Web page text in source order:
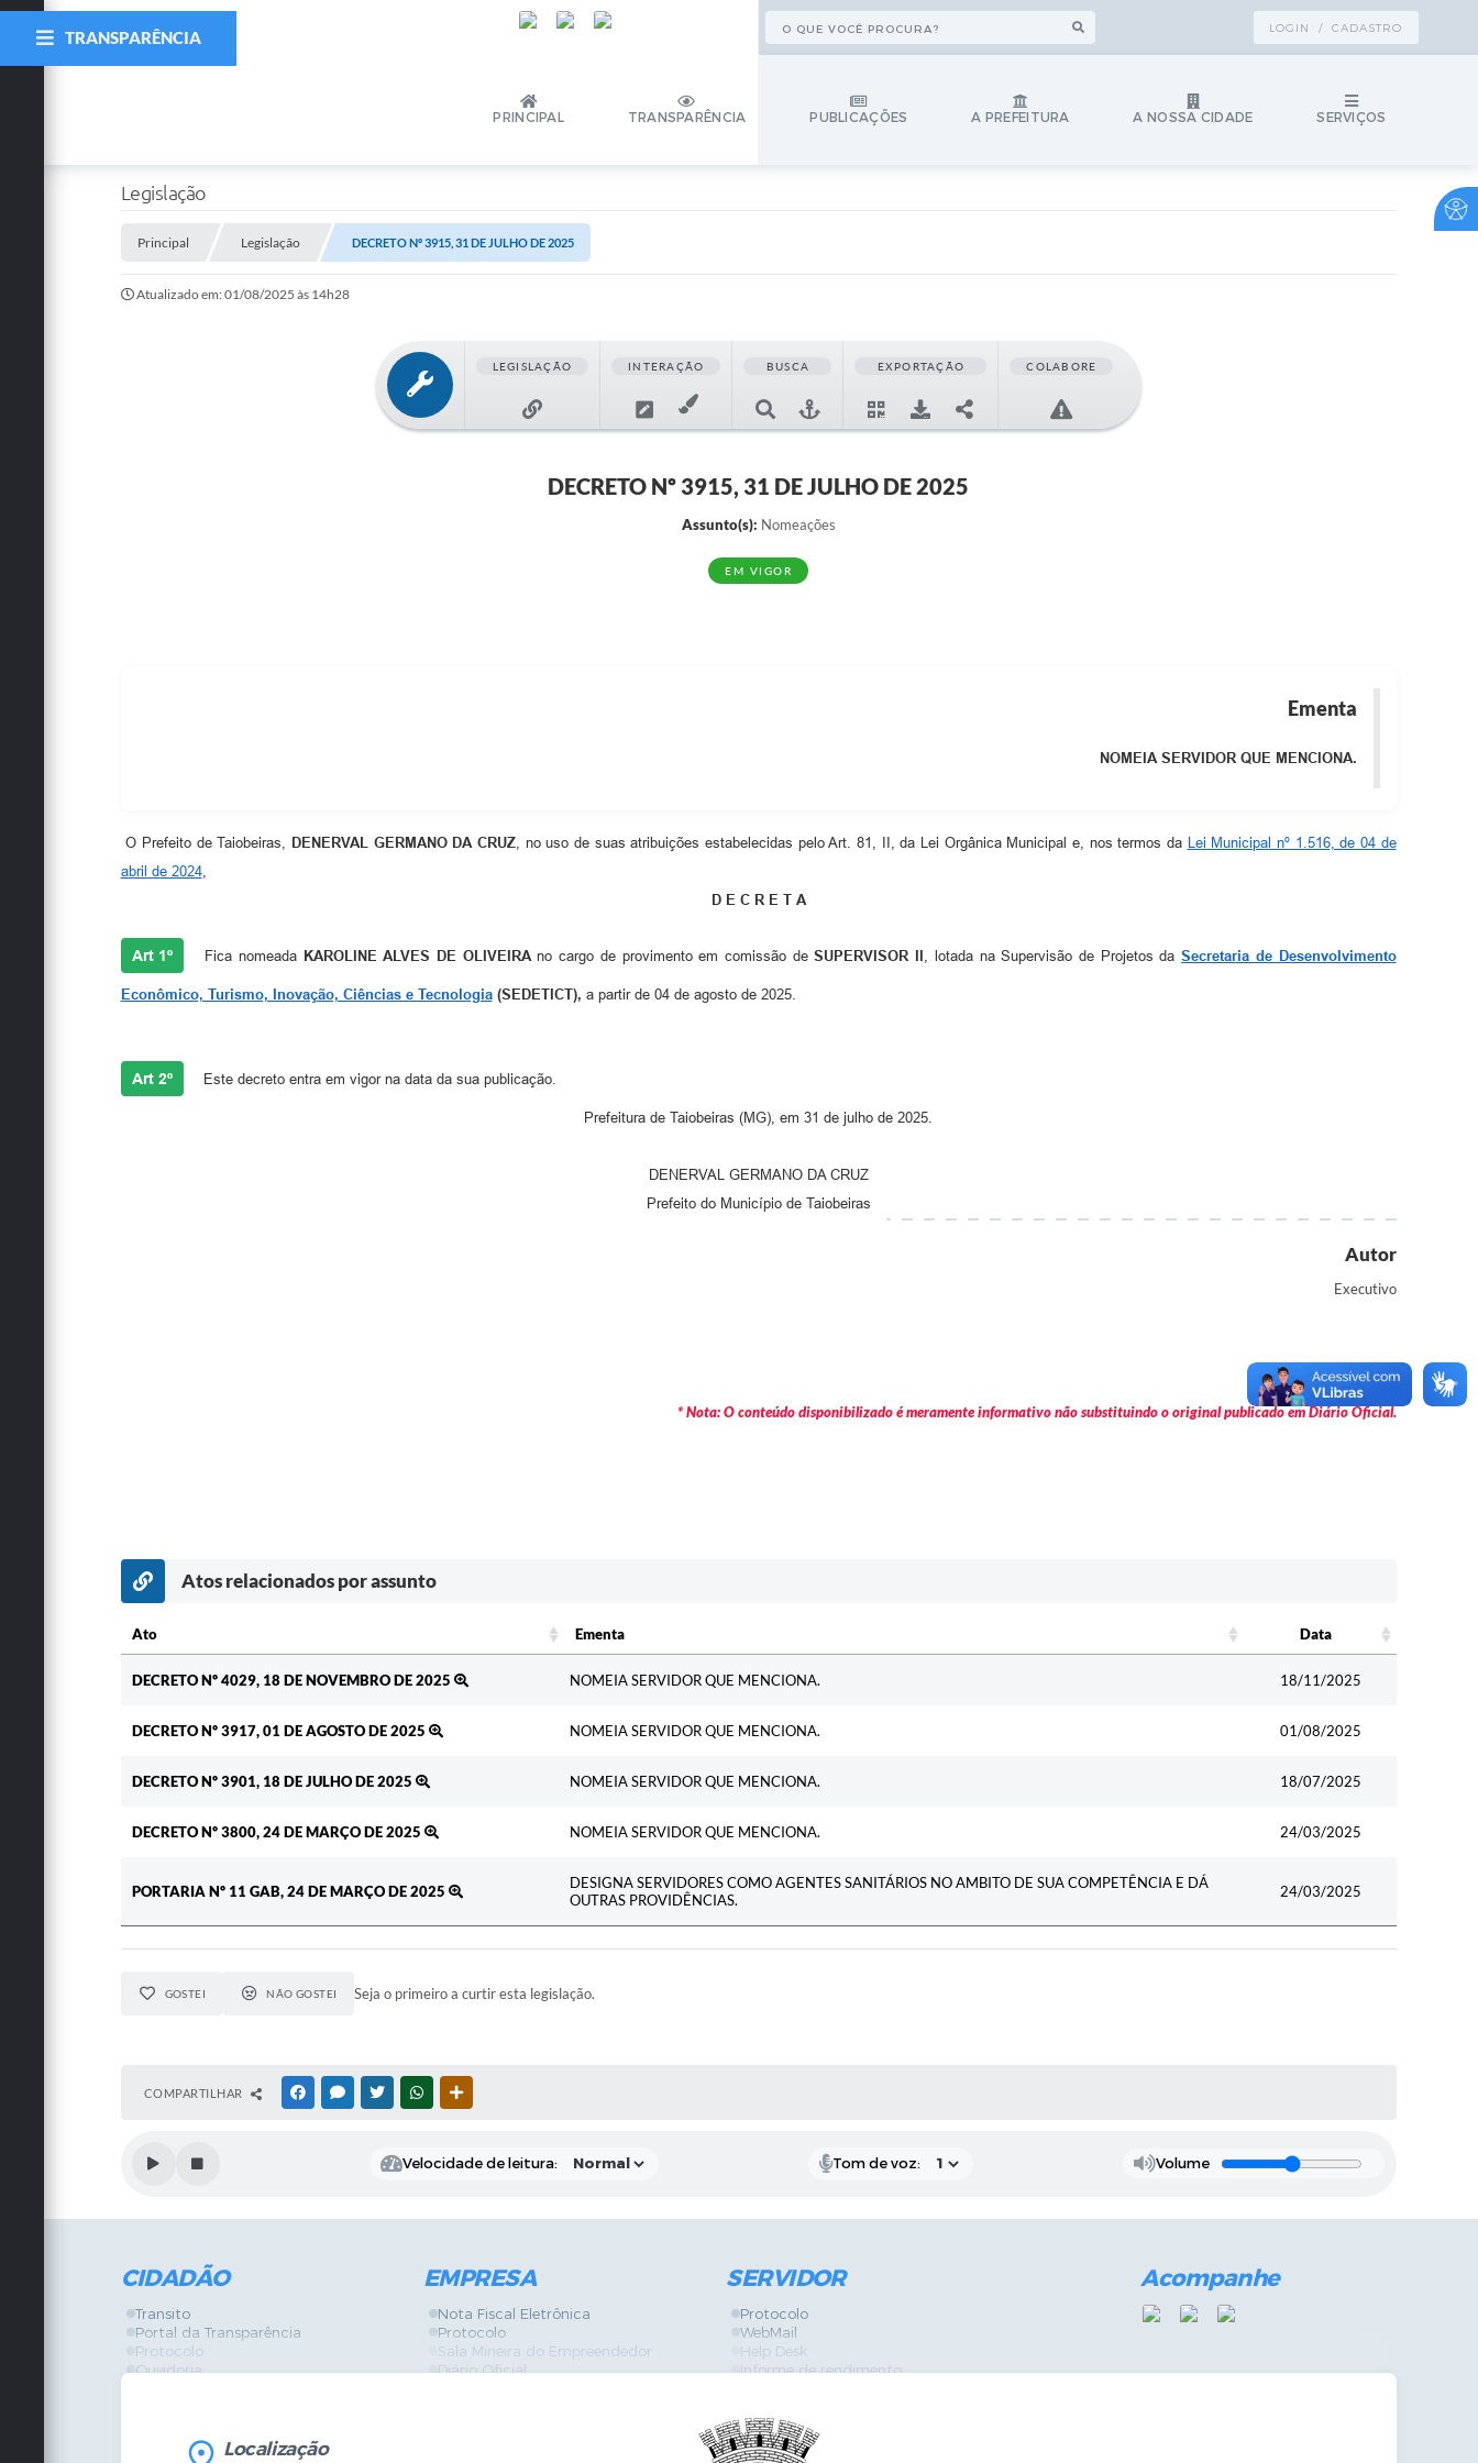
LOGIN / CADASTRO
PRINCIPAL TRANSPARÊNCIA PUBLICAÇÕES A PREFEITURA A NOSSA CIDADE SERVIÇOS
TRANSPARÊNCIA
Legislação
Principal Legislação DECRETO Nº 3915, 31 DE JULHO DE 2025
Atualizado em: 01/08/2025 às 14h28
LEGISLAÇÃO INTERAÇÃO BUSCA EXPORTAÇÃO COLABORE
DECRETO Nº 3915, 31 DE JULHO DE 2025
Assunto(s): Nomeações
EM VIGOR
Ementa
NOMEIA SERVIDOR QUE MENCIONA.
O Prefeito de Taiobeiras, DENERVAL GERMANO DA CRUZ, no uso de suas atribuições estabelecidas pelo Art. 81, II, da Lei Orgânica Municipal e, nos termos da Lei Municipal nº 1.516, de 04 de
abril de 2024,
D E C R E T A
Art 1º Fica nomeada KAROLINE ALVES DE OLIVEIRAno cargo de provimento em comissão deSUPERVISOR II , lotada na Supervisão de Projetos daSecretaria de Desenvolvimento
Econômico, Turismo, Inovação, Ciências e Tecnologia(SEDETICT), a partir de 04 de agosto de 2025.
Art 2º Este decreto entra em vigor na data da sua publicação.
Prefeitura de Taiobeiras (MG), em 31 de julho de 2025.
DENERVAL GERMANO DA CRUZ
Prefeito do Município de Taiobeiras
Autor
Executivo
* Nota: O conteúdo disponibilizado é meramente informativo não substituindo o original publicado em Diário Oficial.
Atos relacionados por assunto
Ato Ementa
Data
DECRETO Nº 4029, 18 DE NOVEMBRO DE 2025
NOMEIA SERVIDOR QUE MENCIONA. 18/11/2025
DECRETO Nº 3917, 01 DE AGOSTO DE 2025 NOMEIA SERVIDOR QUE MENCIONA. 01/08/2025
DECRETO Nº 3901, 18 DE JULHO DE 2025 NOMEIA SERVIDOR QUE MENCIONA. 18/07/2025
DECRETO Nº 3800, 24 DE MARÇO DE 2025 NOMEIA SERVIDOR QUE MENCIONA. 24/03/2025
PORTARIA Nº 11 GAB, 24 DE MARÇO DE 2025
DESIGNA SERVIDORES COMO AGENTES SANITÁRIOS NO AMBITO DE SUA COMPETÊNCIA E DÁ
OUTRAS PROVIDÊNCIAS.
24/03/2025
GOSTEI NÃO GOSTEI Seja o primeiro a curtir esta legislação.
COMPARTILHAR FACEBOOKMESSENGER
TWITTERWHATSAPP
Velocidade de leitura: Tom de voz: Volume
CIDADÃO
Transito
Portal da Transparência
Protocolo
Ouvidoria
Legislação
EMPRESA
Nota Fiscal Eletrônica
Protocolo
Sala Mineira do Empreendedor
Diário Oficial
SERVIDOR
Protocolo
WebMail
Help Desk
Informe de rendimento
GPI
Diário Oficial
Acompanhe
Localização